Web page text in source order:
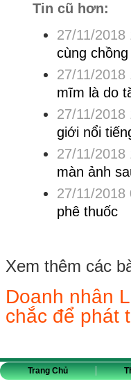
Tin cũ hơn:
27/11/2018
cùng chồng
27/11/2018
mĩm là do
27/11/2018
giới nổi
27/11/2018
màn ảnh
27/11/2018
phê thuốc
Xem thêm các
Doanh nhân
chắc để phát
Trang Chủ